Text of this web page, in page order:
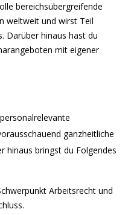
bereichsübergreifende
weltweit und wirst Teil
Darüber hinaus hast du
mit eigener
ganzheitliche
hinaus bringst du Folgendes
Arbeitsrecht und